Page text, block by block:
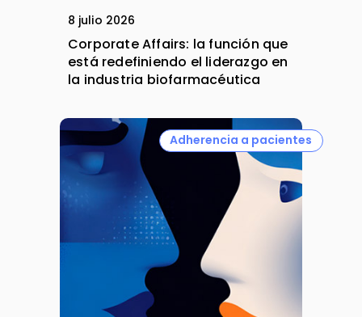
8 julio 2026
Corporate Affairs: la función que
está redefiniendo el liderazgo en
la industria biofarmacéutica
Adherencia a pacientes